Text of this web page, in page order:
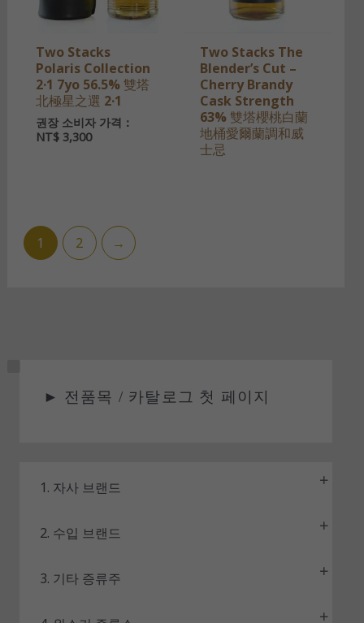
Two Stacks
Polaris Collection
2·1 7yo 56.5% 雙塔
北極星之選 2·1
권장 소비자 가격：
NT$3,300
Two Stacks The
Blender’s Cut –
Cherry Brandy
Cask Strength
63% 雙塔櫻桃白蘭
地桶愛爾蘭調和威
士忌
1 2 →
► 전품목 / 카탈로그 첫 페이지
1. 자사 브랜드
2. 수입 브랜드
3. 기타 증류주